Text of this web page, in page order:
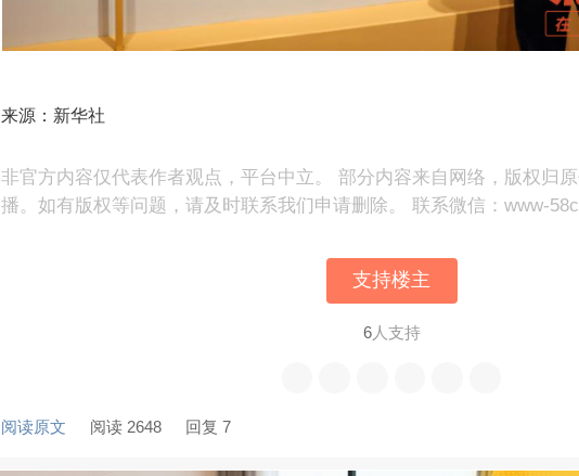
来源：新华社
非官方内容仅代表作者观点，平台中立。 部分内容来自网络，版权归
播。如有版权等问题，请及时联系我们申请删除。 联系微信：www-
支持楼主
6人支持
阅读原文 阅读 2648 回复 7